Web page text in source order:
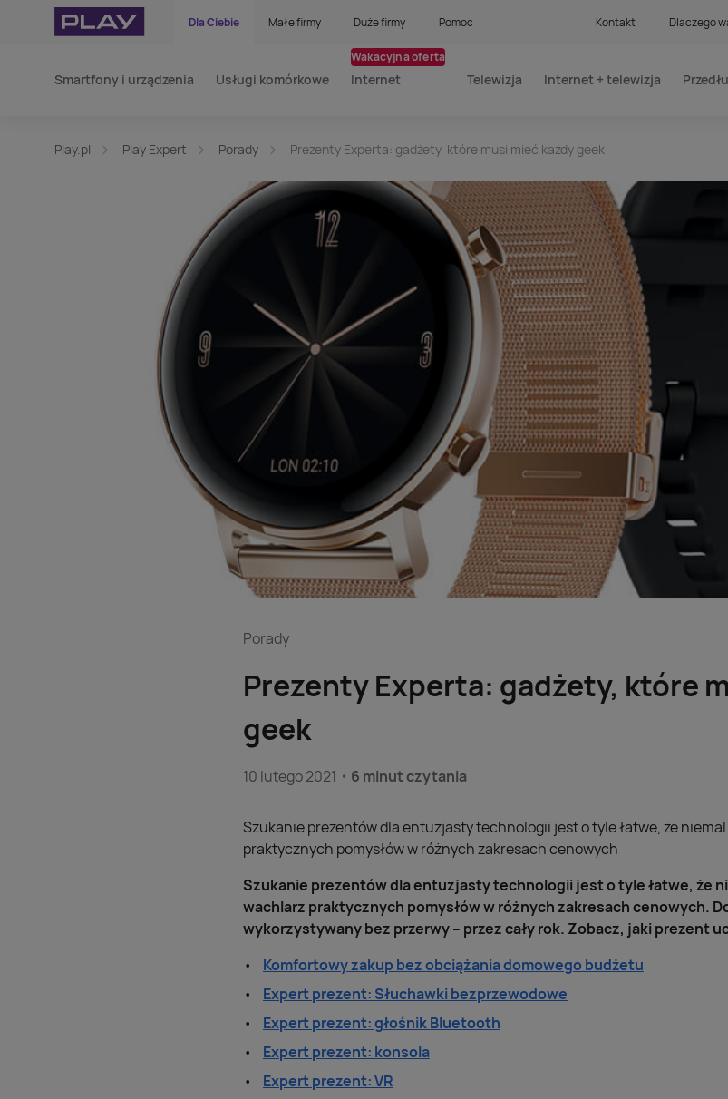
Dla Ciebie Małe firmy Duże firmy Pomoc Kontakt Dlaczego
Smartfony i urządzenia Usługi komórkowe Internet
Wakacyjna oferta
Telewizja Internet + telewizja
Play.pl Play Expert Porady Prezenty Experta: gadżety, które musi mieć każdy geek
Porady
Prezenty Experta: gadżety, które
geek
10 lutego 2021 6 minut czytania
Szukanie prezentów dla entuzjasty technologii jest o tyle łatwe, że
praktycznych pomysłów w różnych zakresach cenowych
Szukanie prezentów dla entuzjasty technologii jest o tyle łatwe, że
wachlarz praktycznych pomysłów w różnych zakresach cenowych.
wykorzystywany bez przerwy – przez cały rok. Zobacz, jaki prezent
Komfortowy zakup bez obciążania domowego budżetu
Expert prezent: Słuchawki bezprzewodowe
Expert prezent: głośnik Bluetooth
Expert prezent: konsola
Expert prezent: VR